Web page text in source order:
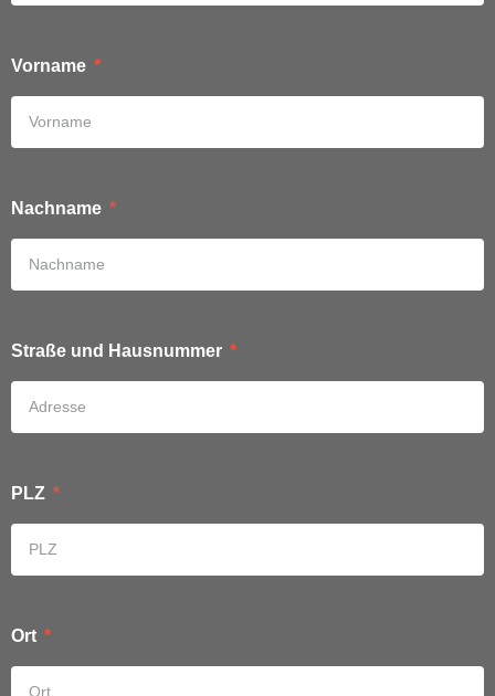
Vorname
Nachname
Straße und Hausnummer
PLZ
Ort